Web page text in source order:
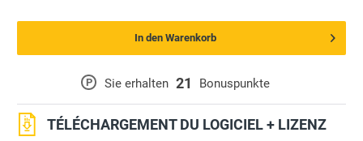
P Sie erhalten 21 Bonuspunkte
TÉLÉCHARGEMENT DU LOGICIEL + LIZENZ
In den Warenkorb